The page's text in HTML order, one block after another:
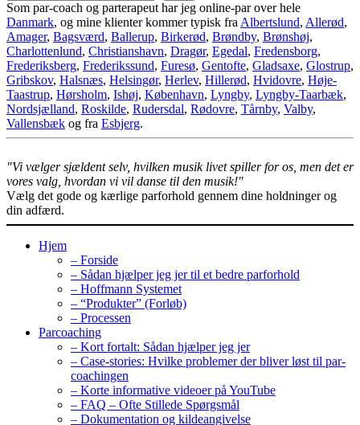
Som par-coach og parterapeut har jeg online-par over hele
Danmark, og mine klienter kommer typisk fra Albertslund, Allerød,
Amager, Bagsværd, Ballerup, Birkerød, Brøndby, Brønshøj,
Charlottenlund, Christianshavn, Dragør, Egedal, Fredensborg,
Frederiksberg, Frederikssund, Furesø, Gentofte, Gladsaxe, Glostrup,
Gribskov, Halsnæs, Helsingør, Herlev, Hillerød, Hvidovre, Høje-
Taastrup, Hørsholm, Ishøj, København, Lyngby, Lyngby-Taarbæk,
Nordsjælland, Roskilde, Rudersdal, Rødovre, Tårnby, Valby,
Vallensbæk og fra Esbjerg.
"Vi vælger sjældent selv, hvilken musik livet spiller for os, men det er
vores valg, hvordan vi vil danse til den musik!"
Vælg det gode og kærlige parforhold gennem dine holdninger og
din adfærd.
Hjem
– Forside
– Sådan hjælper jeg jer til et bedre parforhold
– Hoffmann Systemet
– “Produkter” (Forløb)
– Processen
Parcoaching
– Kort fortalt: Sådan hjælper jeg jer
– Case-stories: Hvilke problemer der bliver løst til par-
coachingen
– Korte informative videoer på YouTube
– FAQ – Ofte Stillede Spørgsmål
– Dokumentation og kildeangivelse